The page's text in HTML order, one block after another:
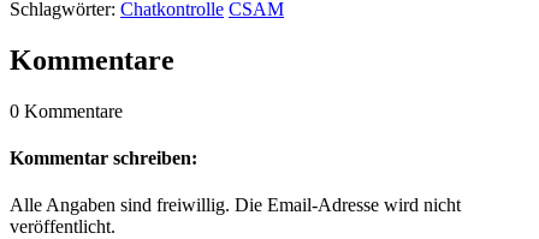
Schlagwörter: Chatkontrolle CSAM
Kommentare
0 Kommentare
Kommentar schreiben:
Alle Angaben sind freiwillig. Die Email-Adresse wird nicht
veröffentlicht.